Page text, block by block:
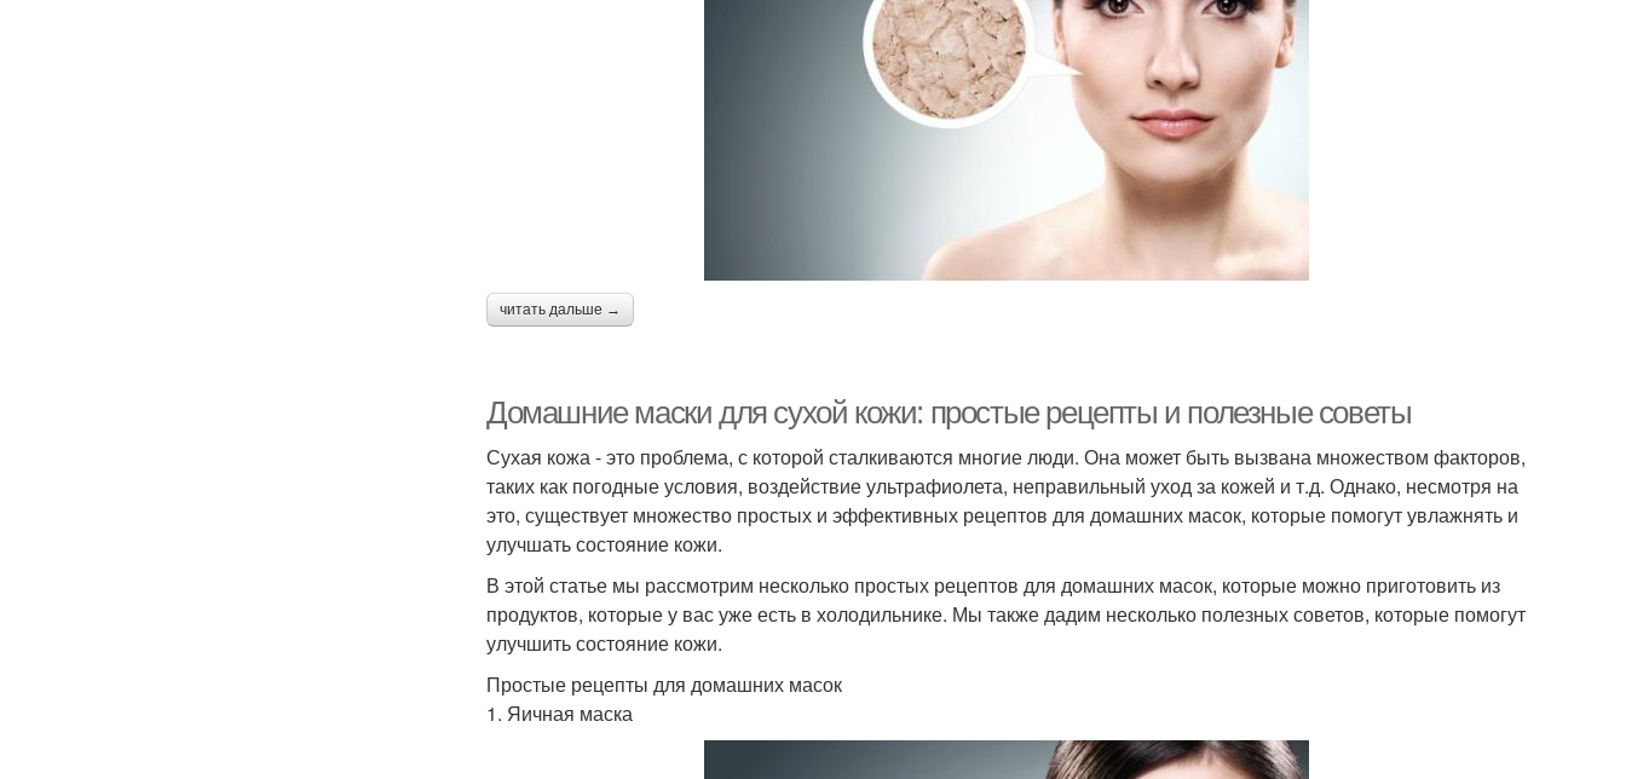
читать дальше →
Домашние маски для сухой кожи: простые рецепты и полезные советы
Сухая кожа - это проблема, с которой сталкиваются многие люди. Она может быть вызвана множеством факторов,
таких как погодные условия, воздействие ультрафиолета, неправильный уход за кожей и т.д. Однако, несмотря на
это, существует множество простых и эффективных рецептов для домашних масок, которые помогут увлажнять и
улучшать состояние кожи.
В этой статье мы рассмотрим несколько простых рецептов для домашних масок, которые можно приготовить из
продуктов, которые у вас уже есть в холодильнике. Мы также дадим несколько полезных советов, которые помогут
улучшить состояние кожи.
Простые рецепты для домашних масок
1. Яичная маска